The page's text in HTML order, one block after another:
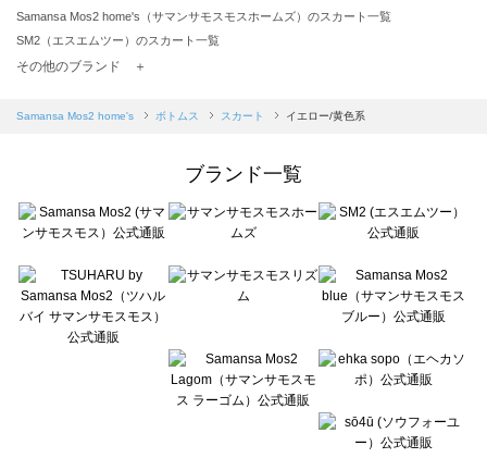
Samansa Mos2 home's（サマンサモスモスホームズ）のスカート一覧
SM2（エスエムツー）のスカート一覧
TSUHARU by Samansa Mos2（ツハルバイサマンサモスモス）のスカート一覧
Samansa Mos2 blue（サマンサモスモス ブルー）のスカート一覧
sō4ū（ソウフォーユー）のスカート一覧
Te chichi（テチチ）のスカート一覧
Te chichi CLASSIC（テチチ クラシック）のスカート一覧
Lugnoncure（ルノンキュール）のスカート一覧
BETTY'S BLUE（べティーズブルー）のスカート一覧
Wpc.（ワールドパーティー）のスカート一覧
その他のブランド ＋
Samansa Mos2 home's ボトムス スカート イエロー/黄色系
ブランド一覧